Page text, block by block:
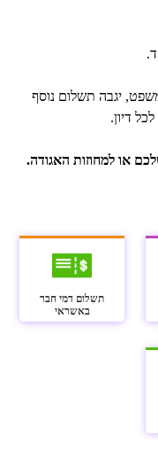
יגבה תשלום נוסף
או למחוזות האגודה.
תשלום דמי חבר
באשראי